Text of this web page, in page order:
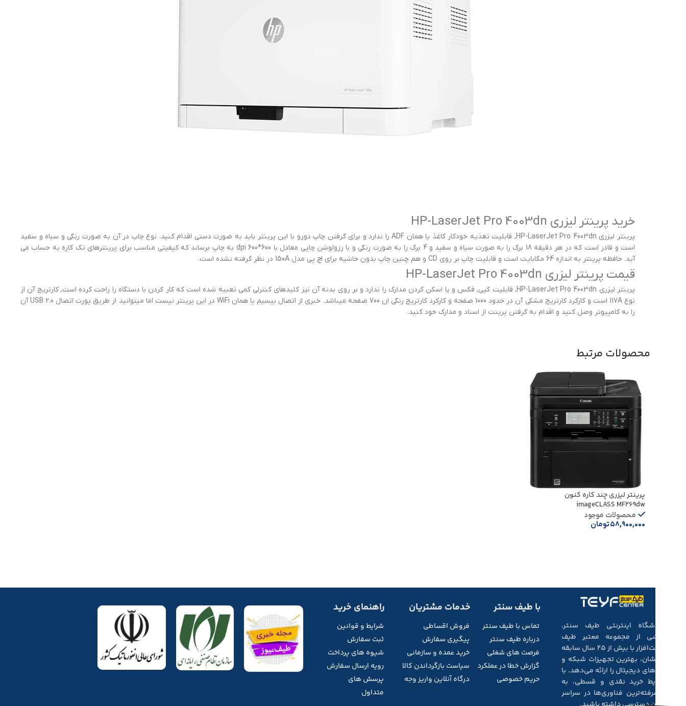
خرید پرینتر لیزری HP-LaserJet Pro 4003dn
پرینتر لیزری HP-LaserJet Pro 4003dn, قابلیت تغذیه خودکار کاغذ یا همان ADF را ندارد و برای گرفتن چاپ دورو با این پرینتر باید به صورت دستی اقدام کنید. نوع چاپ در آن به صورت رنگی و سیاه و سفید
است و قادر است که در هر دقیقه 18 برگ را به صورت سیاه و سفید و 4 برگ را به صورت رنگی و با رزولوشن چاپی معادل با 600*600 dpi به چاپ برساند که کیفیتی مناسب برای پرینترهای تک کاره به حساب می
آید. حافظه پرینتر به اندازه 64 مگابایت است و قابلیت چاپ بر روی CD و هم چنین چاپ بدون حاشیه برای اچ پی مدل 150A در نظر گرفته نشده است.
قیمت پرینتر لیزری HP-LaserJet Pro 4003dn
پرینتر لیزری HP-LaserJet Pro 4003dn, قابلیت کپی, فکس و یا اسکن کردن مدارک را ندارد و بر روی بدنه آن نیز کلیدهای کنترلی کمی تعبیه شده است که کار کردن با دستگاه را راحت کرده است, کارتریج آن از
نوع 117A است و کارکرد کارتریج مشکی آن در حدود 1000 صفحه و کارکرد کارتریج رنگی ان 700 صفحه میباشد. خبری از اتصال بیسیم یا همان WiFi در این پرینتر نیست اما میتوانید از طریق پورت اتصال USB 2.0 آن
را به کامپیوتر وصل کنید و اقدام به گرفتن پرینت از اسناد و مدارک خود کنید.
محصولات مرتبط
پرینتر لیزری چند کاره کنون
imageCLASS MF269dw
محصولات موجود
۵۸,۹۰۰,۰۰۰تومان
فروشگاه اینترنتی طیف سنتر،
بخشی از مجموعه‌ معتبر طیف
سخت‌افزار با بیش از ۲۵ سال سابقه‌
درخشان، بهترین تجهیزات شبکه و
کالاهای دیجیتال را ارائه می‌دهد. با
شرایط خرید نقدی و قسطی، به
پیشرفته‌ترین فناوری‌ها در سراسر
با طیف سنتر
تماس با طیف سنتر
درباره طیف سنتر
فرصت های شغلی
گزارش خطا در عملکرد
حریم خصوصی
خدمات مشتریان
فروش اقساطی
پیگیری سفارش
خرید عمده و سازمانی
سیاست بازگرداندن کالا
درگاه آنلاین واریز وجه
راهنمای خرید
شرایط و قوانین
ثبت سفارش
شیوه های پرداخت
رویه ارسال سفارش
پرسش های
متداول